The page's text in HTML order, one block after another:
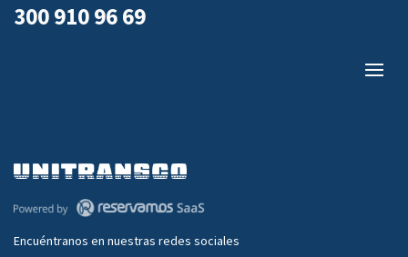
300 910 96 69
Encuéntranos en nuestras redes sociales